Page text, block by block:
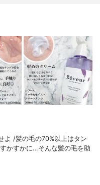
よ /⁡髪の毛の70%以上はタン
かすかに…⁡そんな髪の毛を助